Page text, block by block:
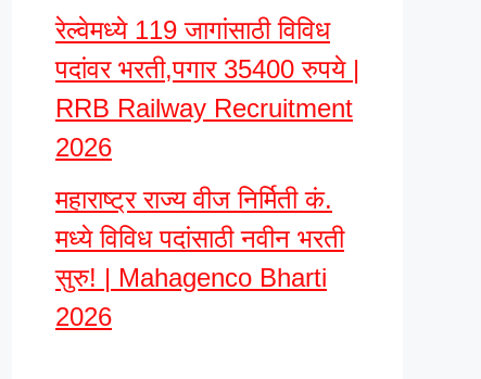
रेल्वेमध्ये 119 जागांसाठी विविध
पदांवर भरती,पगार 35400 रुपये |
RRB Railway Recruitment
2026
महाराष्ट्र राज्य वीज निर्मिती कं.
मध्ये विविध पदांसाठी नवीन भरती
सुरु! | Mahagenco Bharti
2026